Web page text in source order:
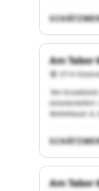
Am Tabor
3714
"Am
teilunterkellert.
Wohnhäuser
Am Tabor